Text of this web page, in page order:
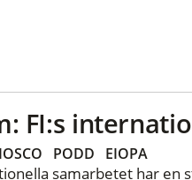
FI:s
IOSCO PODD EIOPA
samarbetet har en